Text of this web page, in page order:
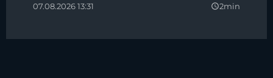
07.08.2026 13:31 query_builder2min